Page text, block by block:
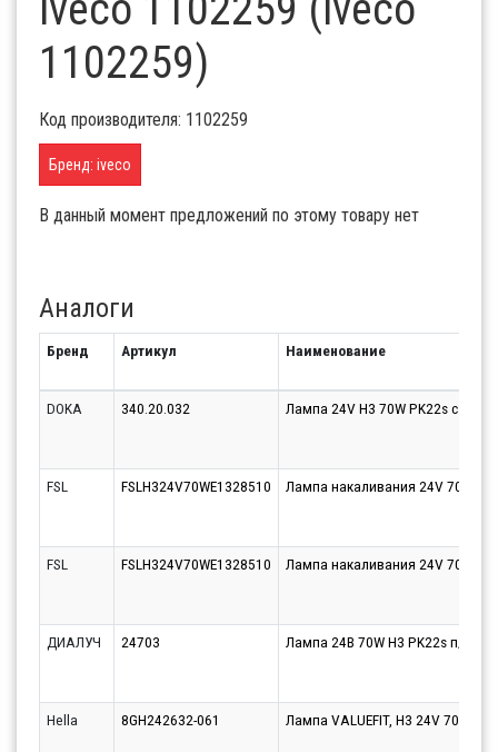
1102259)
Код производителя: 1102259
Бренд: iveco
В данный момент предложений по этому товару нет
Аналоги
Бренд Артикул Наименование
DOKA 340.20.032 Лампа 24V Н3 70W PK22s с
FSL FSLH324V70WE1328510 Лампа накаливания 24V 70W H3
FSL FSLH324V70WE1328510 Лампа накаливания 24V 70W H3
ДИАЛУЧ 24703 Лампа 24В 70W H3 PK22s п/
Hella 8GH242632-061 Лампа VALUEFIT, H3 24V 70W PK